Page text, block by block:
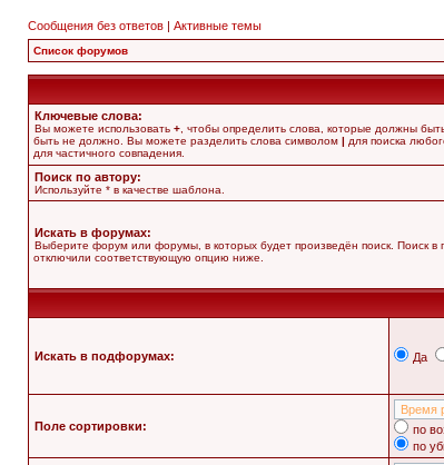
Сообщения без ответов | Активные темы
Список форумов
Ключевые слова:
Вы можете использовать + , чтобы определить слова, которые должны
быть не должно. Вы можете разделить слова символом | для поиска
для частичного совпадения.
Поиск по автору:
Используйте * в качестве шаблона.
Искать в форумах:
Выберите форум или форумы, в которых будет произведён поиск. Поиск в
отключили соответствующую опцию ниже.
Искать в подфорумах: Да
Поле сортировки:
по
по